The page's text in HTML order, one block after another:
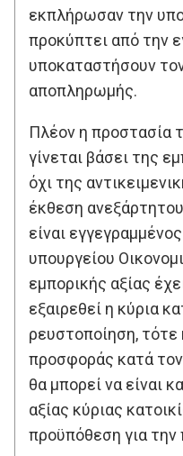
εκπλήρωσαν την
προκύπτει από την
υποκαταστήσουν
αποπληρωμής.
Πλέον η προστασία
γίνεται βάσει της
όχι της
έκθεση
είναι
υπουργείου
εμπορικής αξίας
εξαιρεθεί η κύρια
ρευστοποίηση,
προσφοράς κατά
θα μπορεί να είναι
αξίας κύριας
προϋπόθεση για την